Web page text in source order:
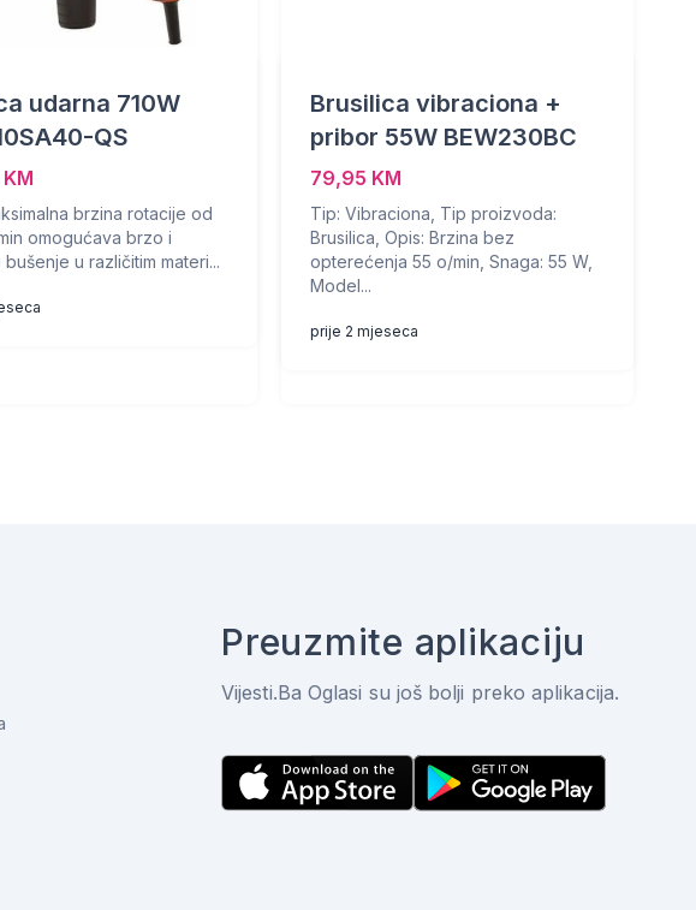
udarna 710W
QS
brzina rotacije od
omogućava brzo i
u različitim materi...
Brusilica vibraciona +
pribor 55W BEW230BC
79,95 KM
Tip: Vibraciona, Tip proizvoda:
Brusilica, Opis: Brzina bez
opterećenja 55 o/min, Snaga: 55 W,
Model...
prije 2 mjeseca
Preuzmite aplikaciju
Vijesti.Ba Oglasi su još bolji preko aplikacija.